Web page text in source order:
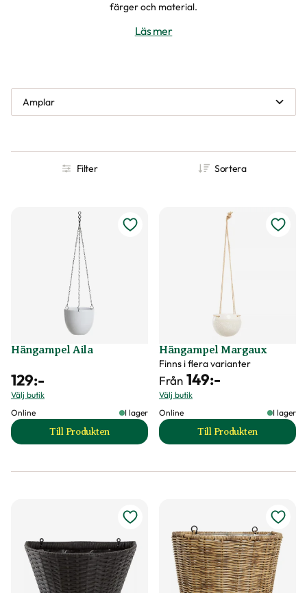
färger och material.
Läs mer
Amplar
Filter Sortera
Hängampel Aila
129:-
Välj butik
Online
I lager
Till Produkten
till Hängampel Aila produktsida
Hängampel Margaux
Finns i flera varianter
Från 149:-
Välj butik
Online
I lager
Till Produkten
till Hängampel